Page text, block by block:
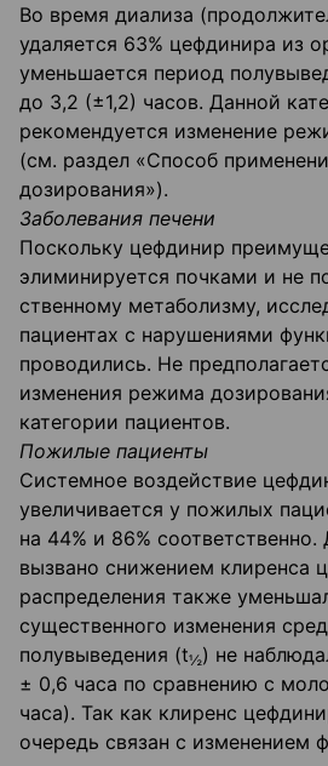
Во время диализа
удаляется 63% цефдинира из
уменьшается период
до 3,2 (±1,2) часов. Данной
рекомендуется изменение
(см. раздел «Способ
дозирования»).
Заболевания печени
Поскольку цефдинир
элиминируется почками и не
ственному метаболизму,
пациентах с нарушениями
проводились. Не
изменения режима
категории пациентов.
Пожилые пациенты
Системное воздействие
увеличивается у пожилых
на 44% и 86%
вызвано снижением клиренса
распределения также
существенного измене­ния
полувыведения (t½) не
± 0,6 часа по сравнению с
часа). Так как клиренс
очередь связан с изменением